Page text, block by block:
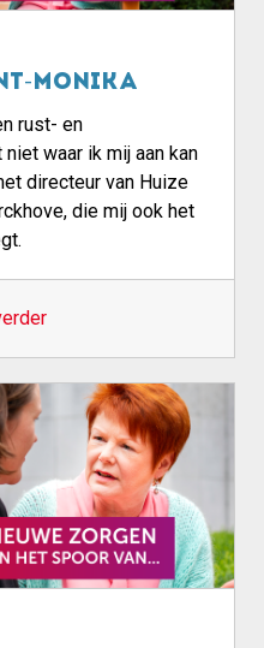
Monika
rust- en
waar ik mij aan kan
directeur van Huize
die mij ook het